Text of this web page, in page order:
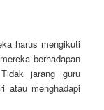
harus mengikuti
berhadapan
jarang guru
atau menghadapi